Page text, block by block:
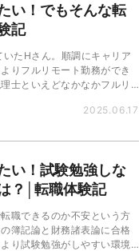
い！でもそんな転
記
たHさん。順調にキャリア
りフルリモート勤務ができ
士といえどなかなかフルリ
2025.06.17
い！試験勉強しな
？│転職体験記
職できるのか不安という方
簿記論と財務諸表論に合格
り試験勉強がしやすい環境